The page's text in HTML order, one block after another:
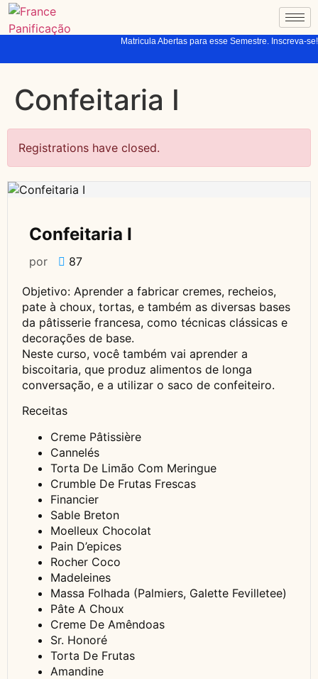
Matricula Abertas para esse Semestre. Inscreva-se!
Confeitaria I
Registrations have closed.
Confeitaria I
por 87
Objetivo: Aprender a fabricar cremes, recheios,
pate à choux, tortas, e também as diversas bases
da pâtisserie francesa, como técnicas clássicas e
decorações de base.
Neste curso, você também vai aprender a
biscoitaria, que produz alimentos de longa
conversação, e a utilizar o saco de confeiteiro.
Receitas
Creme Pâtissière
Cannelés
Torta De Limão Com Meringue
Crumble De Frutas Frescas
Financier
Sable Breton
Moelleux Chocolat
Pain D’epices
Rocher Coco
Madeleines
Massa Folhada (Palmiers, Galette Fevilletee)
Pâte A Choux
Creme De Amêndoas
Sr. Honoré
Torta De Frutas
Amandine